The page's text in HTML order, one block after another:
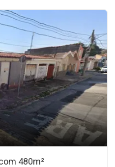
480m²